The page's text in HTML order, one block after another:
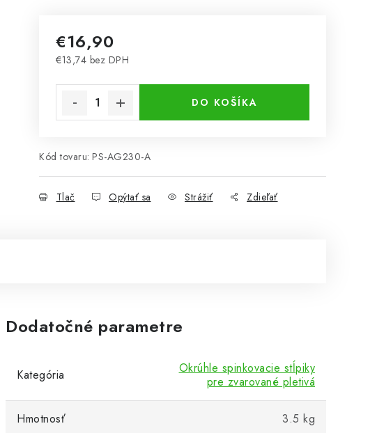
€16,90
€13,74 bez DPH
DO KOŠÍKA
Kód tovaru: PS-AG230-A
Tlač Opýtať sa Strážiť Zdieľať
Dodatočné parametre
Kategória
Okrúhle spinkovacie stĺpiky
pre zvarované pletivá
Hmotnosť 3.5 kg